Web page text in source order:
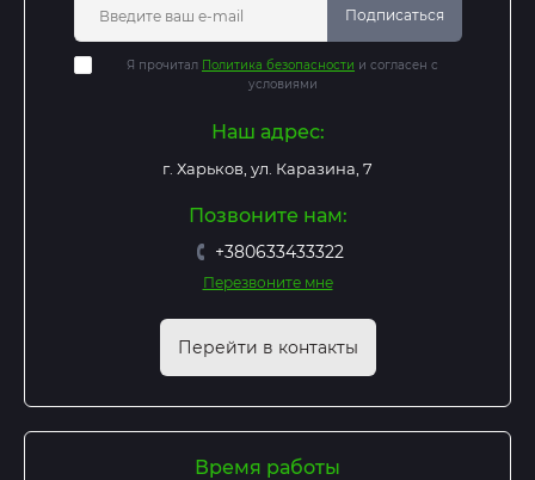
Подписаться
Я прочитал Политика безопасности и согласен с
условиями
Наш адрес:
г. Харьков, ул. Каразина, 7
Позвоните нам:
+380633433322
Перезвоните мне
Перейти в контакты
Время работы